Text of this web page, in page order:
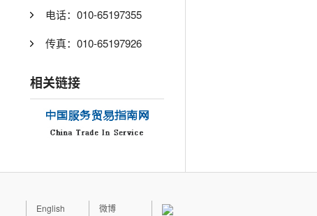
电话：010-65197355
传真：010-65197926
相关链接
English 微博